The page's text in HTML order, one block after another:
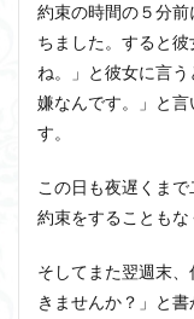
約束の時間の５分
ちました。すると
ね。」と彼女に言
嫌なんです。」と
す。
この日も夜遅くま
約束をすることもな
そしてまた翌週末
きませんか？」と書